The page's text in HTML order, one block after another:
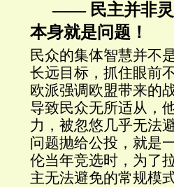
—— 民主并非灵
本身就是问题！
民众的集体智慧并不
长远目标，抓住眼前
欧派强调欧盟带来的
导致民众无所适从，
力，被忽悠几乎无法
问题抛给公投，就是
伦当年竞选时，为了
主无法避免的常规模